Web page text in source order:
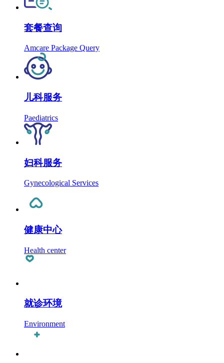
套餐查询
Amcare Package Query
儿科服务
Paediatrics
妇科服务
Gynecological Services
健康中心
Health center
就诊环境
Environment